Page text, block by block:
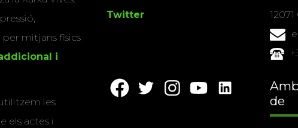
mitjans físics
i
les
els actes i
Twitter
de